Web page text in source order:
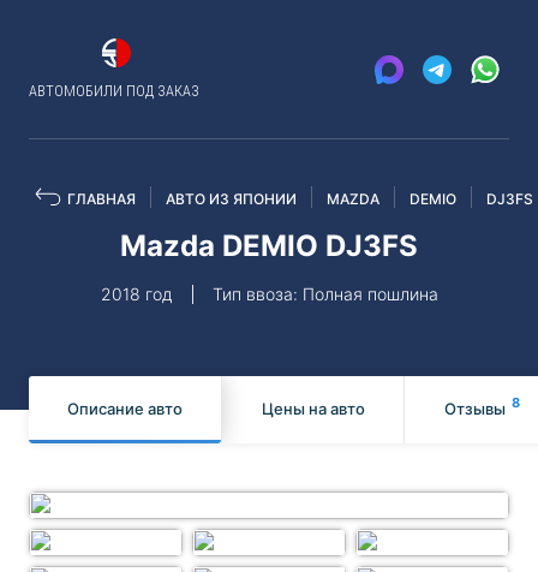
АВТОМОБИЛИ ПОД ЗАКАЗ
ГЛАВНАЯ АВТО ИЗ ЯПОНИИ MAZDA DEMIO DJ3FS
Mazda DEMIO DJ3FS
2018 год Тип ввоза: Полная пошлина
Описание авто Цены на авто Отзывы 8